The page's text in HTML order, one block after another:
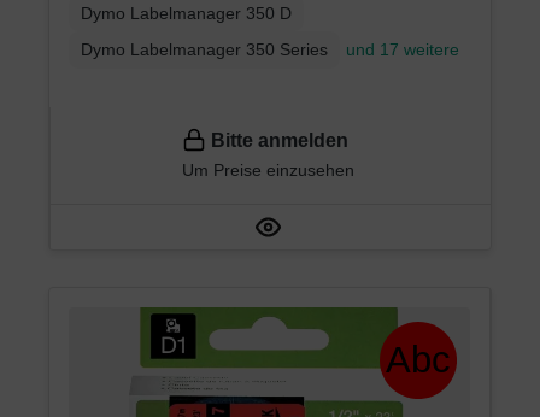
Dymo Labelmanager 350 D
Dymo Labelmanager 350 Series
und 17 weitere
Bitte anmelden
Um Preise einzusehen